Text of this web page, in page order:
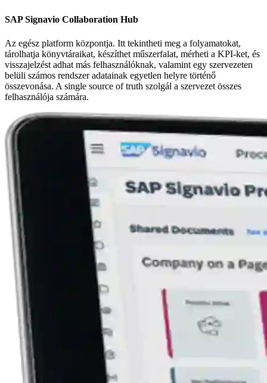
SAP Signavio Collaboration Hub
Az egész platform központja. Itt tekintheti meg a folyamatokat,
tárolhatja könyvtáraikat, készíthet műszerfalat, mérheti a KPI-ket, és
visszajelzést adhat más felhasználóknak, valamint egy szervezeten
belüli számos rendszer adatainak egyetlen helyre történő
összevonása. A single source of truth szolgál a szervezet összes
felhasználója számára.